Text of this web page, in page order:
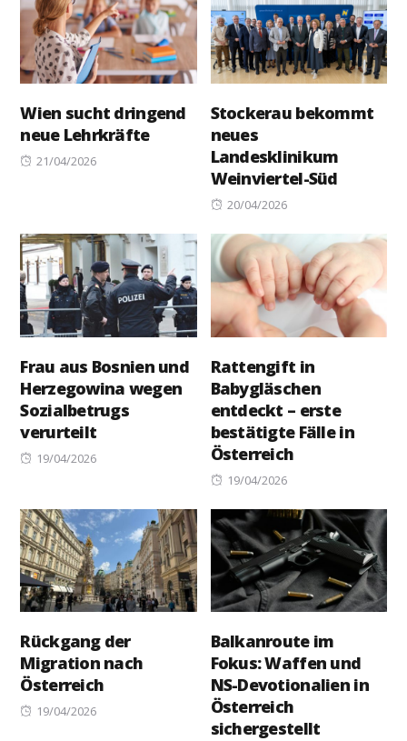
Wien sucht dringend
neue Lehrkräfte
Posted
21/04/2026
Stockerau bekommt
neues
Landesklinikum
Weinviertel-Süd
Posted
20/04/2026
Frau aus Bosnien und
Herzegowina wegen
Sozialbetrugs
verurteilt
Posted
19/04/2026
Rattengift in
Babygläschen
entdeckt – erste
bestätigte Fälle in
Österreich
Posted
19/04/2026
Rückgang der
Migration nach
Österreich
Posted
19/04/2026
Balkanroute im
Fokus: Waffen und
NS-Devotionalien in
Österreich
sichergestellt